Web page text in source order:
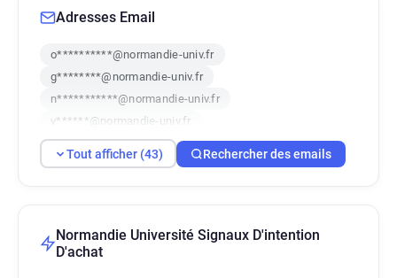
Adresses Email
o**********@normandie-univ.fr
g********@normandie-univ.fr
n***********@normandie-univ.fr
v******@normandie-univ.fr
t***********@normandie-univ.fr
p********@normandie-univ.fr
n*********@normandie-univ.fr
v*******@normandie-univ.fr
Tout afficher (43) Rechercher des emails
Normandie Université Signaux D'intention
D'achat